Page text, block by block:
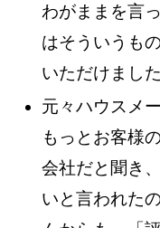
わがままを言
はそういうも
いただけました
元々ハウスメ
もっとお客様
会社だと聞き
いと言われた